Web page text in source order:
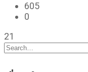
605
0
21